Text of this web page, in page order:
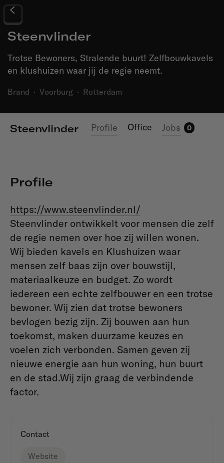
Steenvlinder
Trotse Bewoners, Stralende buurt! Zelfbouwkavels
en klushuizen waar jij de regie neemt.
Brand · Voorburg · Rotterdam
Steenvlinder Profile Office Jobs 0
Profile
https://www.steenvlinder.nl/
Steenvlinder ontwikkelt voor mensen die zelf
de regie nemen over hoe zij willen wonen.
Wij bieden kavels en Klushuizen waar
mensen zelf baas zijn over bouwstijl,
materiaalkeuze en budget. Zo wordt
iedereen een echte zelfbouwer en een trotse
bewoner. Wij zien dat trotse bewoners
bevlogen bezig zijn. Zij bouwen aan hun
toekomst, maken duurzame keuzes en
voelen zich verbonden. Samen geven zij
nieuwe energie aan hun woning, hun buurt
en de stad.Wij zijn graag de verbindende
factor.
Contact
Website